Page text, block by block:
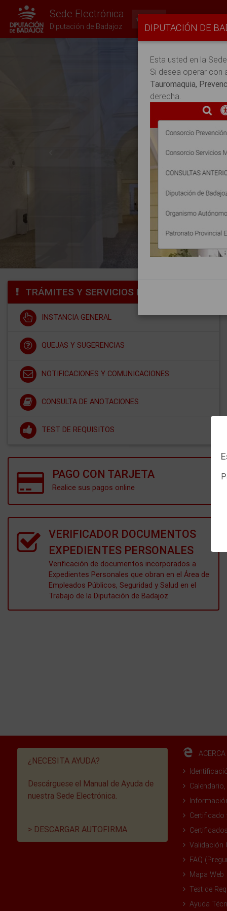
Sede Electrónica
Diputación de Badajoz
TRÁMITES Y SERVICIOS DESTACADOS
INSTANCIA GENERAL
QUEJAS Y SUGERENCIAS
NOTIFICACIONES Y COMUNICACIONES
CONSULTA DE ANOTACIONES
TEST DE REQUISITOS
PAGO CON TARJETA
Realice sus pagos online
VERIFICADOR DOCUMENTOS
EXPEDIENTES PERSONALES
Verificación de documentos incorporados a
Expedientes Personales que obran en el Área de
Empleados Públicos, Seguridad y Salud en el
Trabajo de la Diputación de Badajoz
DIPUTACIÓN DE
Esta usted en la
Si desea operar con
Tauromaquia,
derecha.
¿NECESITA AYUDA?
Descárguese el Manual de Ayuda de
nuestra Sede Electrónica.
> DESCARGAR AUTOFIRMA
Certificado
Validación
FAQ
Mapa Web
Test de
Ayuda